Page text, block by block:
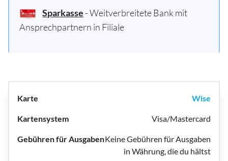
Sparkasse - Weitverbreitete Bank mit
Ansprechpartnern in Filiale
Wise
Visa/Mastercard
Keine Gebühren für Ausgaben
in Währung, die du hältst